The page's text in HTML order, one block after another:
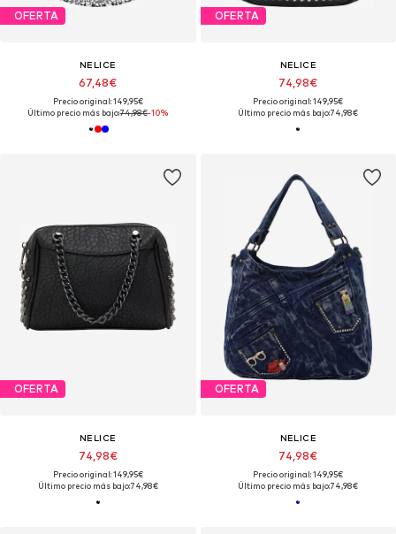
OFERTA
NELICE
67,48€
Precio original: 149,95€
Último precio más bajo:74,98€-10%
OFERTA
NELICE
74,98€
Precio original: 149,95€
Último precio más bajo:74,98€
OFERTA
NELICE
74,98€
Precio original: 149,95€
Último precio más bajo:74,98€
OFERTA
NELICE
74,98€
Precio original: 149,95€
Último precio más bajo:74,98€